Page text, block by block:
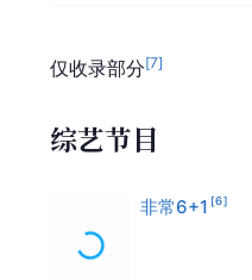
仅收录部分[7]
综艺节目
非常6+1 [6]